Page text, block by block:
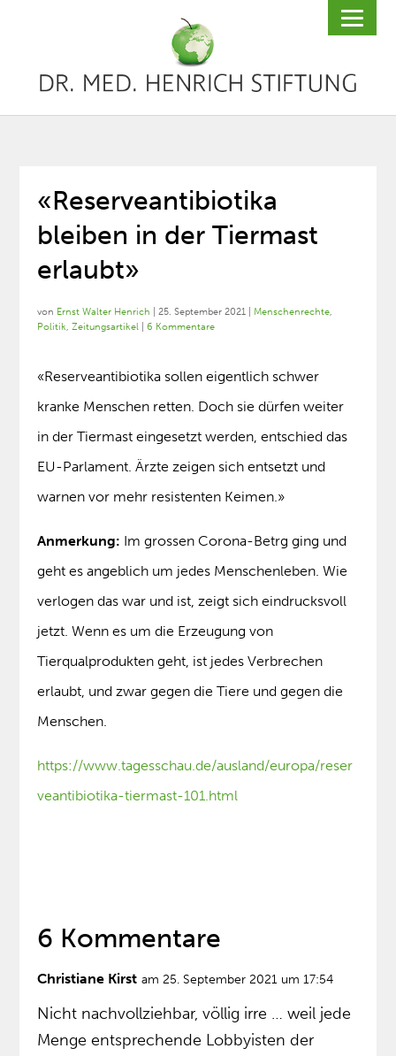
«Reserveantibiotika
bleiben in der Tiermast
erlaubt»
von Ernst Walter Henrich |25. September 2021 Menschenrechte,
Politik,Zeitungsartikel |6 Kommentare
«Reserveantibiotika sollen eigentlich schwer
kranke Menschen retten. Doch sie dürfen weiter
in der Tiermast eingesetzt werden, entschied das
EU-Parlament. Ärzte zeigen sich entsetzt und
warnen vor mehr resistenten Keimen.»
Anmerkung: Im grossen Corona-Betrg ging und
geht es angeblich um jedes Menschenleben. Wie
verlogen das war und ist, zeigt sich eindrucksvoll
jetzt. Wenn es um die Erzeugung von
Tierqualprodukten geht, ist jedes Verbrechen
erlaubt, und zwar gegen die Tiere und gegen die
Menschen.
https://www.tagesschau.de/ausland/europa/reser
veantibiotika-tiermast-101.html
6 Kommentare
Christiane Kirst am 25. September 2021 um 17:54
Nicht nachvollziehbar, völlig irre … weil jede
Menge entsprechende Lobbyisten der